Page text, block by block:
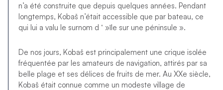
n’a été construite que depuis quelques années. Pendant
longtemps, Kobaš n’était accessible que par bateau, ce
qui lui a valu le surnom d ‘ »île sur une péninsule ».
De nos jours, Kobaš est principalement une crique isolée
fréquentée par les amateurs de navigation, attirés par sa
belle plage et ses délices de fruits de mer. Au XXe siècle,
Kobaš était connue comme un modeste village de